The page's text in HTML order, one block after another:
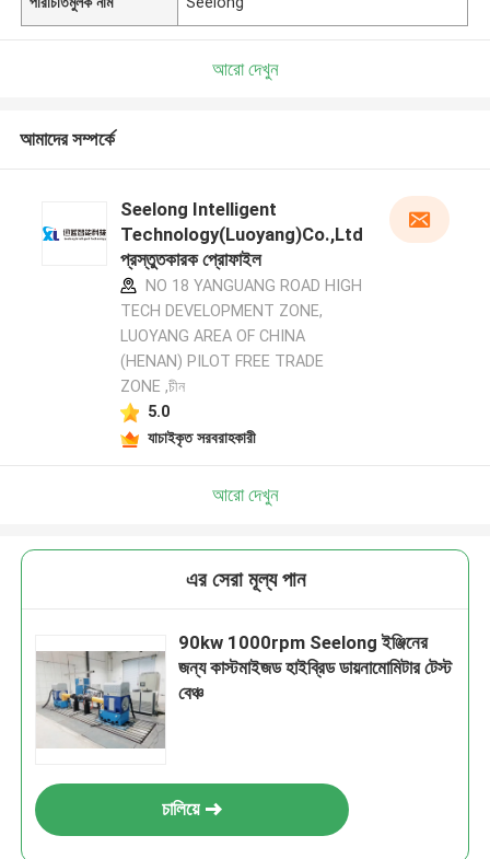
আরো দেখুন
আমাদের সম্পর্কে
Seelong Intelligent
Technology(Luoyang)Co.,Ltd
প্রস্তুতকারক প্রোফাইল
NO 18 YANGUANG ROAD HIGH
TECH DEVELOPMENT ZONE,
LUOYANG AREA OF CHINA
(HENAN) PILOT FREE TRADE
ZONE ,চীন
5.0
যাচাইকৃত সরবরাহকারী
আরো দেখুন
এর সেরা মূল্য পান
90kw 1000rpm Seelong ইঞ্জিনের
জন্য কাস্টমাইজড হাইব্রিড ডায়নামোমিটার টেস্ট
বেঞ্চ
চালিয়ে